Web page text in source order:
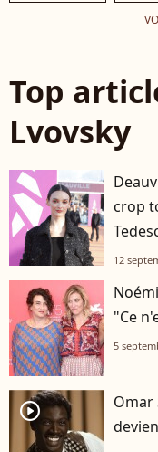
Top
Lvovsky
crop
12
"Ce
5
player2
Omar